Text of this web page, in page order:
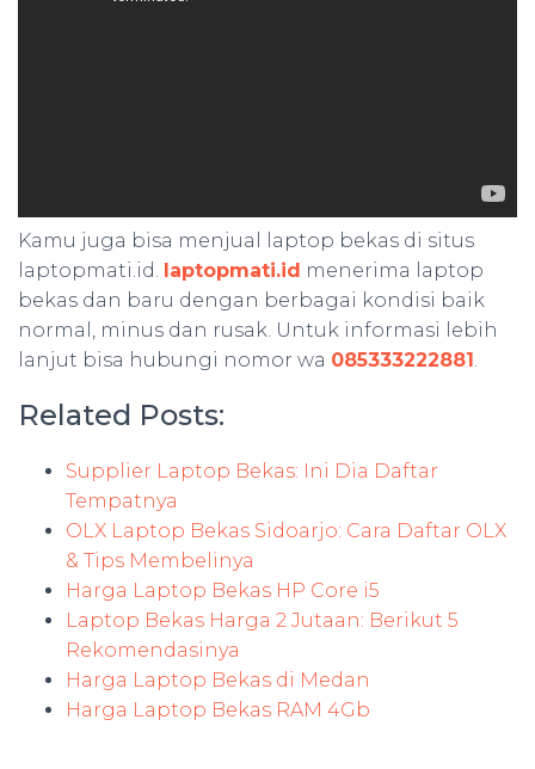
Kamu juga bisa menjual laptop bekas di situs
laptopmati.id. laptopmati.id menerima laptop
bekas dan baru dengan berbagai kondisi baik
normal, minus dan rusak. Untuk informasi lebih
lanjut bisa hubungi nomor wa 085333222881.
Related Posts:
Supplier Laptop Bekas: Ini Dia Daftar
Tempatnya
OLX Laptop Bekas Sidoarjo: Cara Daftar OLX
& Tips Membelinya
Harga Laptop Bekas HP Core i5
Laptop Bekas Harga 2 Jutaan: Berikut 5
Rekomendasinya
Harga Laptop Bekas di Medan
Harga Laptop Bekas RAM 4Gb